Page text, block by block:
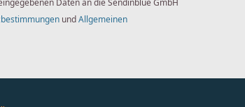
undAllgemeinen